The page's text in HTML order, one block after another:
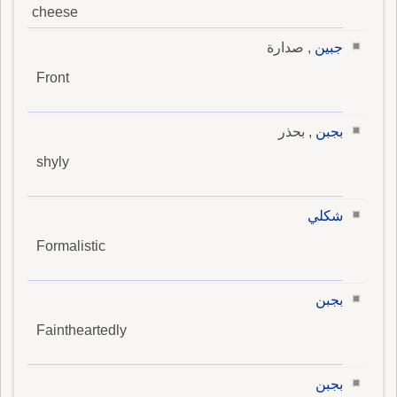
cheese
جبين , صدارة
Front
بجبن , بحذر
shyly
شكلي
Formalistic
بجبن
Faintheartedly
بجبن